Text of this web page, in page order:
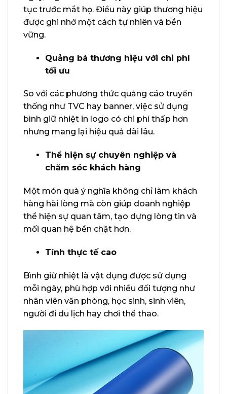
tục trước mắt họ. Điều này giúp thương hiệu
được ghi nhớ một cách tự nhiên và bền
vững.
Quảng bá thương hiệu với chi phí
tối ưu
So với các phương thức quảng cáo truyền
thống như TVC hay banner, việc sử dụng
bình giữ nhiệt in logo có chi phí thấp hơn
nhưng mang lại hiệu quả dài lâu.
Thể hiện sự chuyên nghiệp và
chăm sóc khách hàng
Một món quà ý nghĩa không chỉ làm khách
hàng hài lòng mà còn giúp doanh nghiệp
thể hiện sự quan tâm, tạo dựng lòng tin và
mối quan hệ bền chặt hơn.
Tính thực tế cao
Bình giữ nhiệt là vật dụng được sử dụng
mỗi ngày, phù hợp với nhiều đối tượng như
nhân viên văn phòng, học sinh, sinh viên,
người đi du lịch hay chơi thể thao.